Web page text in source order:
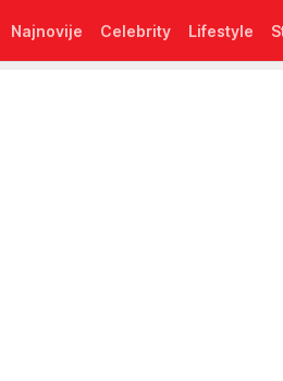
Najnovije Celebrity Lifestyle